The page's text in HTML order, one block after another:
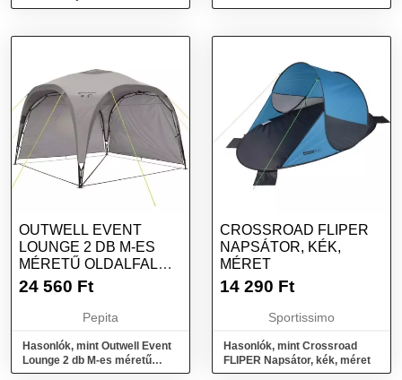
Shelter L sátorhoz
kiegészítő fal
OUTWELL EVENT
LOUNGE 2 DB M-ES
MÉRETŰ OLDALFAL
SZETT
24 560 Ft
Pepita
Hasonlók, mint Outwell Event
Lounge 2 db M-es méretű
oldalfal szett haszonsátorhoz
CROSSROAD FLIPER
NAPSÁTOR, KÉK,
MÉRET
14 290 Ft
Sportissimo
Hasonlók, mint Crossroad
FLIPER Napsátor, kék, méret